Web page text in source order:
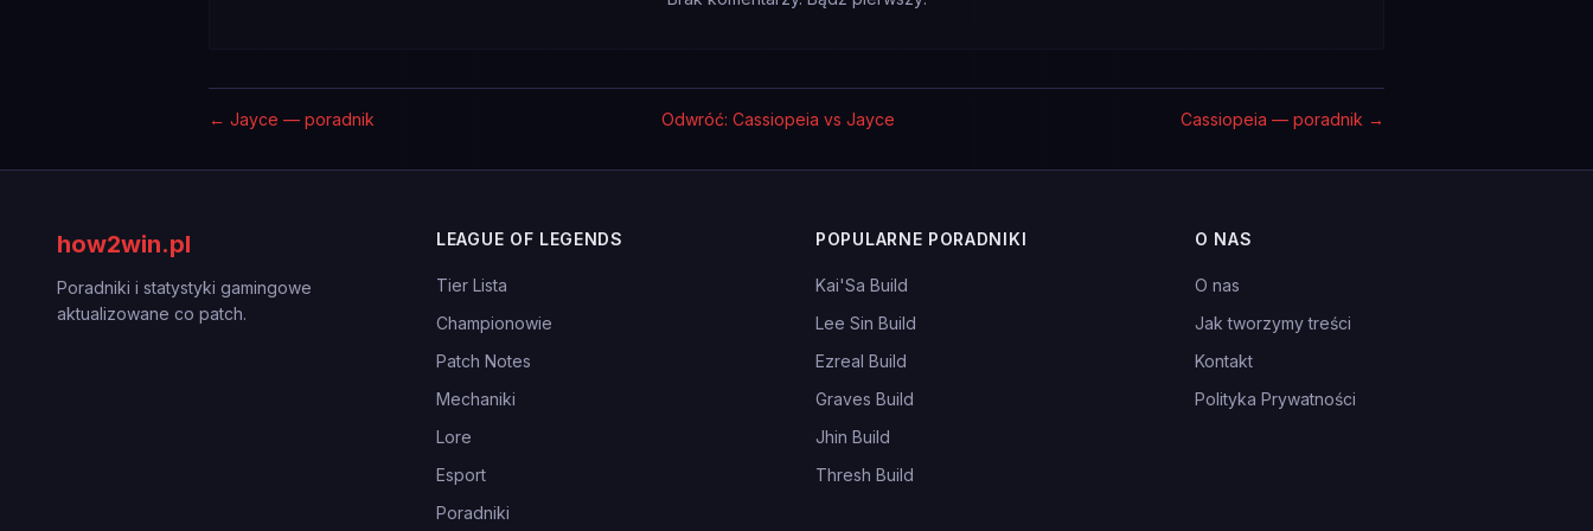
← Jayce — poradnik Odwróć: Cassiopeia vs Jayce Cassiopeia — poradnik →
how2win.pl
Poradniki i statystyki gamingowe
aktualizowane co patch.
LEAGUE OF LEGENDS
Tier Lista
Championowie
Patch Notes
Mechaniki
Lore
Esport
Poradniki
POPULARNE PORADNIKI
Kai'Sa Build
Lee Sin Build
Ezreal Build
Graves Build
Jhin Build
Thresh Build
O NAS
O nas
Jak tworzymy treści
Kontakt
Polityka Prywatności